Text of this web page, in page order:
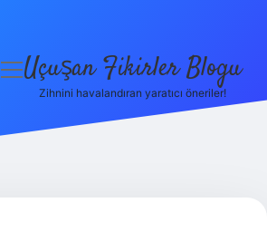
menüyü
Uçuşan Fikirler Blogu
Zihnini havalandıran yaratıcı öneriler!